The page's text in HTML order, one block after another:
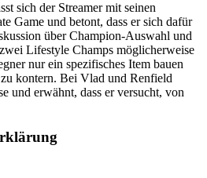
sich der Streamer mit seinen
Game und betont, dass er sich dafür
über Champion-Auswahl und
Lifestyle Champs möglicherweise
nur ein spezifisches Item bauen
kontern. Bei Vlad und Renfield
und erwähnt, dass er versucht, von